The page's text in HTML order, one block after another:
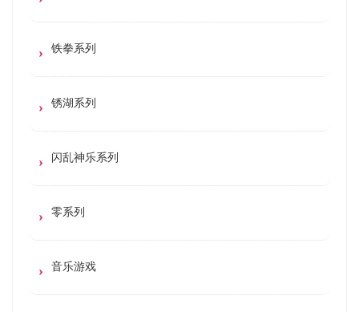
铁拳系列
锈湖系列
闪乱神乐系列
零系列
音乐游戏